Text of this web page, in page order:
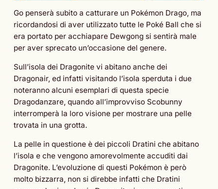
Go penserà subito a catturare un Pokémon Drago, ma
ricordandosi di aver utilizzato tutte le Poké Ball che si
era portato per acchiapare Dewgong si sentirà male
per aver sprecato un’occasione del genere.
Sull’isola dei Dragonite vi abitano anche dei
Dragonair, ed infatti visitando l’isola sperduta i due
noteranno alcuni esemplari di questa specie
Dragodanzare, quando all’improvviso Scobunny
interromperà la loro visione per mostrare una pelle
trovata in una grotta.
La pelle in questione è dei piccoli Dratini che abitano
l’isola e che vengono amorevolmente accuditi dai
Dragonite. L’evoluzione di questi Pokémon è però
molto bizzarra, non si direbbe infatti che Dratini